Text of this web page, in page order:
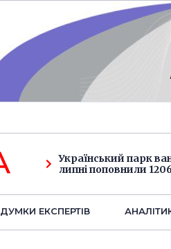
Український парк
липні поповнили
ДУМКИ ЕКСПЕРТIВ